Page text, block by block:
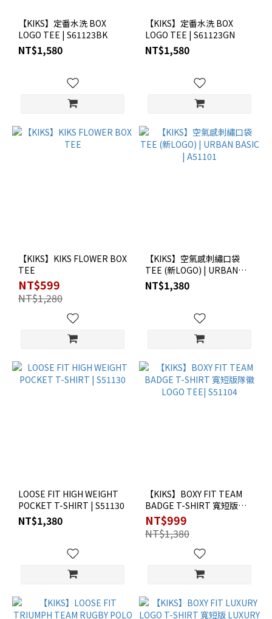
【KIKS】定番水洗 BOX
LOGO TEE | S61123BK
NT$1,580
【KIKS】定番水洗 BOX
LOGO TEE | S61123GN
NT$1,580
【KIKS】KIKS FLOWER BOX
TEE
NT$599
NT$1,280
【KIKS】空氣感刺繡口袋
TEE (新LOGO) | URBAN
BASIC | A51101
NT$1,380
LOOSE FIT HIGH WEIGHT
POCKET T-SHIRT | S51130
NT$1,380
【KIKS】BOXY FIT TEAM
BADGE T-SHIRT 寬短版隊
徽 LOGO TEE| S51104
NT$999
NT$1,380